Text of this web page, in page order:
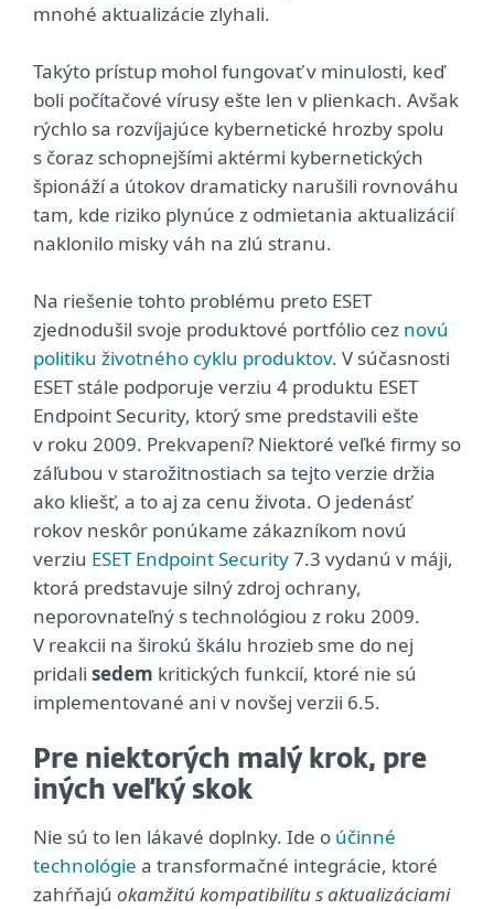
mnohé aktualizácie zlyhali.
Takýto prístup mohol fungovať v minulosti, keď
boli počítačové vírusy ešte len v plienkach. Avšak
rýchlo sa rozvíjajúce kybernetické hrozby spolu
s čoraz schopnejšími aktérmi kybernetických
špionáží a útokov dramaticky narušili rovnováhu
tam, kde riziko plynúce z odmietania aktualizácií
naklonilo misky váh na zlú stranu.
Na riešenie tohto problému preto ESET
zjednodušil svoje produktové portfólio cez novú
politiku životného cyklu produktov. V súčasnosti
ESET stále podporuje verziu 4 produktu ESET
Endpoint Security, ktorý sme predstavili ešte
v roku 2009. Prekvapení? Niektoré veľké firmy so
záľubou v starožitnostiach sa tejto verzie držia
ako kliešť, a to aj za cenu života. O jedenásť
rokov neskôr ponúkame zákazníkom novú
verziu ESET Endpoint Security7.3 vydanú v máji,
ktorá predstavuje silný zdroj ochrany,
neporovnateľný s technológiou z roku 2009.
V reakcii na širokú škálu hrozieb sme do nej
pridali sedem kritických funkcií, ktoré nie sú
implementované ani v novšej verzii 6.5.
Pre niektorých malý krok, pre
iných veľký skok
Nie sú to len lákavé doplnky. Ide o účinné
technológie a transformačné integrácie, ktoré
zahŕňajú okamžitú kompatibilitu s aktualizáciami